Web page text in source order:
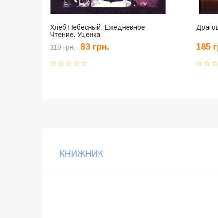
Хлеб Небесный. Ежедневное
Чтение. Уценка
110 грн.
83 грн. 185